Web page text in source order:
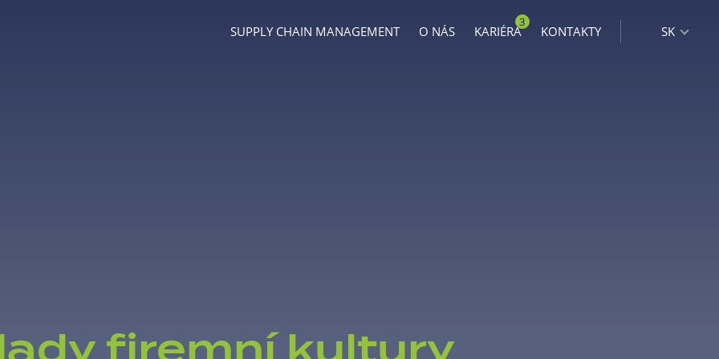
Menu
SUPPLY CHAIN MANAGEMENT O NÁS KARIÉRA
3
KONTAKTY SK